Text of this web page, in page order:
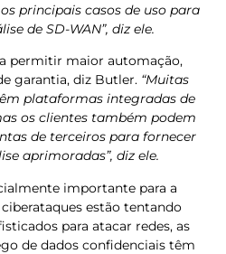
principais casos de uso para
de SD-WAN”, diz ele.
permitir maior automação,
garantia, diz Butler. “Muitas
plataformas integradas de
os clientes também podem
de terceiros para fornecer
aprimoradas”, diz ele.
importante para a
estão tentando
para atacar redes, as
de dados confidenciais têm